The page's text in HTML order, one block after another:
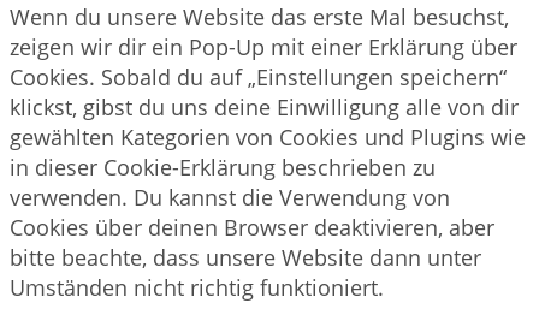
service
sonstiges
Wenn du unsere Website das erste Mal besuchst,
zeigen wir dir ein Pop-Up mit einer Erklärung über
Cookies. Sobald du auf „Einstellungen speichern“
klickst, gibst du uns deine Einwilligung alle von dir
gewählten Kategorien von Cookies und Plugins wie
in dieser Cookie-Erklärung beschrieben zu
verwenden. Du kannst die Verwendung von
Cookies über deinen Browser deaktivieren, aber
bitte beachte, dass unsere Website dann unter
Umständen nicht richtig funktioniert.